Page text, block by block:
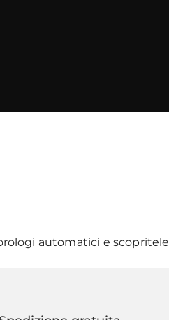
automatici e scopritele